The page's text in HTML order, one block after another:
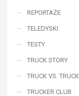
REPORTAŻE
TELEDYSKI
TESTY
TRUCK STORY
TRUCK VS. TRUCK
TRUCKER CLUB